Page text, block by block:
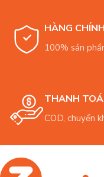
HÀNG
100% sản
THANH
COD, chuyển